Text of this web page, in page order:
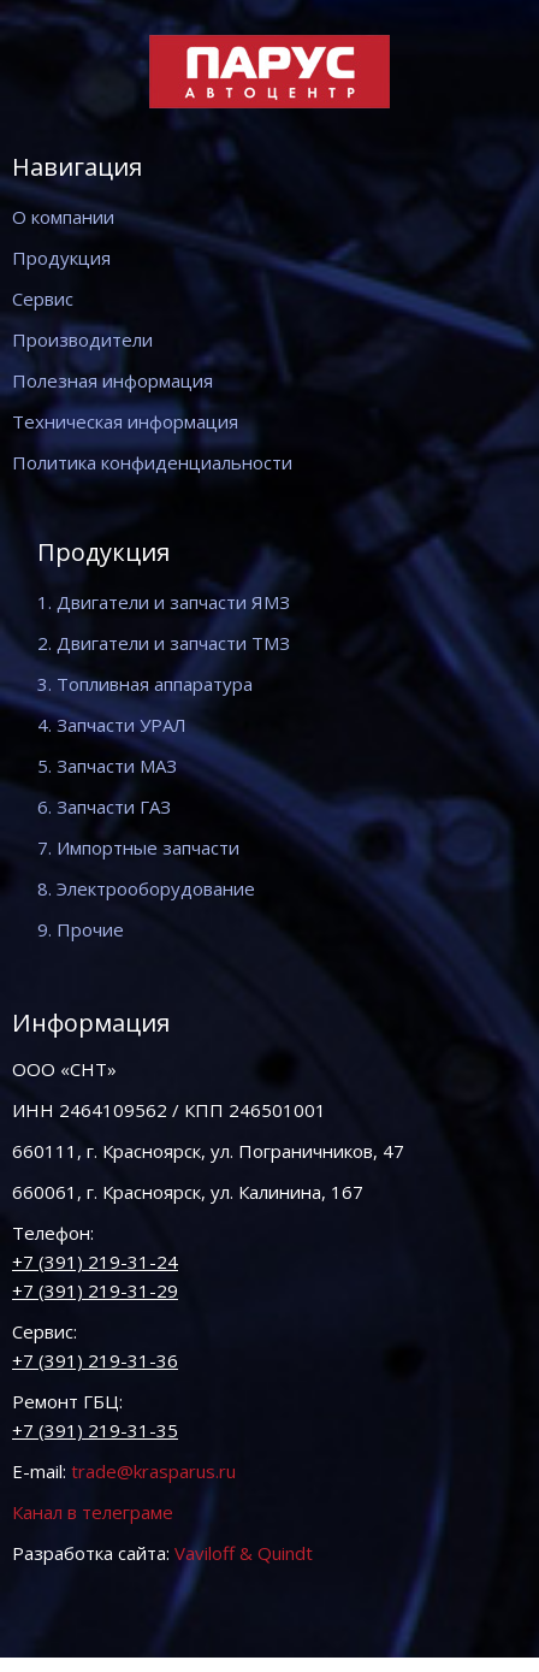
Навигация
О компании
Продукция
Сервис
Производители
Полезная информация
Техническая информация
Политика конфиденциальности
Продукция
1. Двигатели и запчасти ЯМЗ
2. Двигатели и запчасти ТМЗ
3. Топливная аппаратура
4. Запчасти УРАЛ
5. Запчасти МАЗ
6. Запчасти ГАЗ
7. Импортные запчасти
8. Электрооборудование
9. Прочие
Информация
ООО «СНТ»
ИНН 2464109562 / КПП 246501001
660111, г. Красноярск, ул. Пограничников, 47
660061, г. Красноярск, ул. Калинина, 167
Телефон:
+7 (391) 219-31-24
+7 (391) 219-31-29
Сервис:
+7 (391) 219-31-36
Ремонт ГБЦ:
+7 (391) 219-31-35
E-mail: trade@krasparus.ru
Канал в телеграме
Разработка сайта: Vaviloff & Quindt